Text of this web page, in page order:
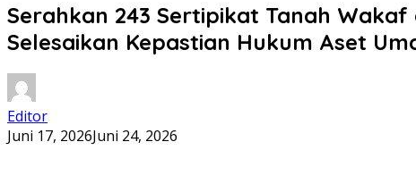
Serahkan 243 Sertipikat Tanah
Selesaikan Kepastian Hukum Aset
Editor
Juni 17, 2026Juni 24, 2026